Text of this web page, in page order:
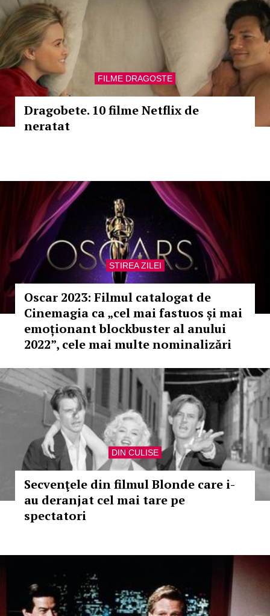
FILME DRAGOSTE
Dragobete. 10 filme Netflix de
neratat
STIREA ZILEI
Oscar 2023: Filmul catalogat de
Cinemagia ca „cel mai fastuos și mai
emoționant blockbuster al anului
2022”, cele mai multe nominalizări
DIN CULISE
Secvenţele din filmul Blonde care i-
au deranjat cel mai tare pe
spectatori